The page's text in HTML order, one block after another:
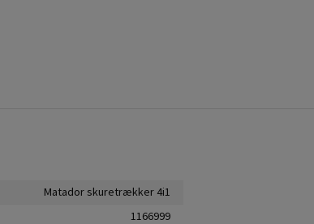
Matador skuretrækker 4i1
1166999